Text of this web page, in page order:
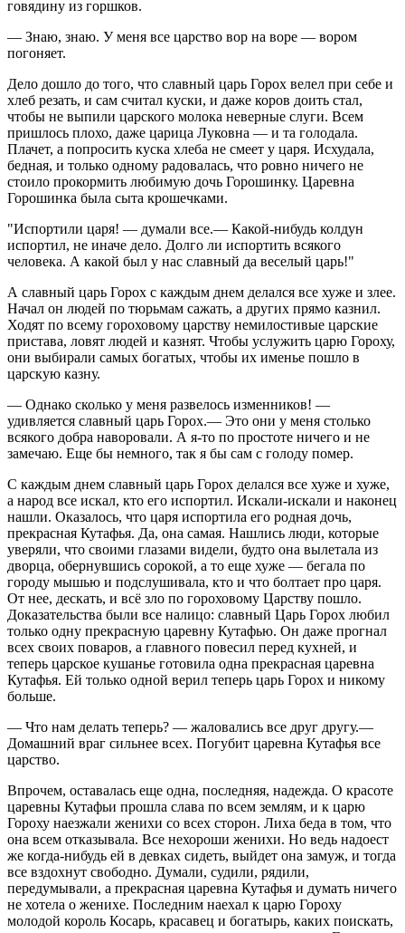
говядину из горшков.
— Знаю, знаю. У меня все царство вор на воре — вором
погоняет.
Дело дошло до того, что славный царь Горох велел при себе и
хлеб резать, и сам считал куски, и даже коров доить стал,
чтобы не выпили царского молока неверные слуги. Всем
пришлось плохо, даже царица Луковна — и та голодала.
Плачет, а попросить куска хлеба не смеет у царя. Исхудала,
бедная, и только одному радовалась, что ровно ничего не
стоило прокормить любимую дочь Горошинку. Царевна
Горошинка была сыта крошечками.
"Испортили царя! — думали все.— Какой-нибудь колдун
испортил, не иначе дело. Долго ли испортить всякого
человека. А какой был у нас славный да веселый царь!"
А славный царь Горох с каждым днем делался все хуже и злее.
Начал он людей по тюрьмам сажать, а других прямо казнил.
Ходят по всему гороховому царству немилостивые царские
пристава, ловят людей и казнят. Чтобы услужить царю Гороху,
они выбирали самых богатых, чтобы их именье пошло в
царскую казну.
— Однако сколько у меня развелось изменников! —
удивляется славный царь Горох.— Это они у меня столько
всякого добра наворовали. А я-то по простоте ничего и не
замечаю. Еще бы немного, так я бы сам с голоду помер.
С каждым днем славный царь Горох делался все хуже и хуже,
а народ все искал, кто его испортил. Искали-искали и наконец
нашли. Оказалось, что царя испортила его родная дочь,
прекрасная Кутафья. Да, она самая. Нашлись люди, которые
уверяли, что своими глазами видели, будто она вылетала из
дворца, обернувшись сорокой, а то еще хуже — бегала по
городу мышью и подслушивала, кто и что болтает про царя.
От нее, дескать, и всё зло по гороховому Царству пошло.
Доказательства были все налицо: славный Царь Горох любил
только одну прекрасную царевну Кутафью. Он даже прогнал
всех своих поваров, а главного повесил перед кухней, и
теперь царское кушанье готовила одна прекрасная царевна
Кутафья. Ей только одной верил теперь царь Горох и никому
больше.
— Что нам делать теперь? — жаловались все друг другу.—
Домашний враг сильнее всех. Погубит царевна Кутафья все
царство.
Впрочем, оставалась еще одна, последняя, надежда. О красоте
царевны Кутафьи прошла слава по всем землям, и к царю
Гороху наезжали женихи со всех сторон. Лиха беда в том, что
она всем отказывала. Все нехороши женихи. Но ведь надоест
же когда-нибудь ей в девках сидеть, выйдет она замуж, и тогда
все вздохнут свободно. Думали, судили, рядили,
передумывали, а прекрасная царевна Кутафья и думать ничего
не хотела о женихе. Последним наехал к царю Гороху
молодой король Косарь, красавец и богатырь, каких поискать,